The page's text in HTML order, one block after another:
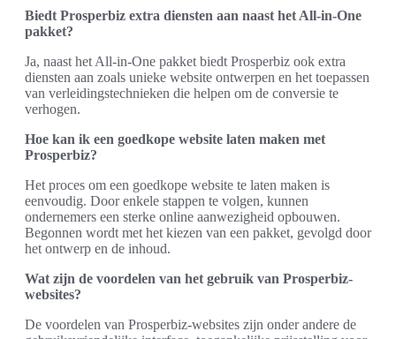
Biedt Prosperbiz extra diensten aan naast het All-in-One
pakket?
Ja, naast het All-in-One pakket biedt Prosperbiz ook extra
diensten aan zoals unieke website ontwerpen en het toepassen
van verleidingstechnieken die helpen om de conversie te
verhogen.
Hoe kan ik een goedkope website laten maken met
Prosperbiz?
Het proces om een goedkope website te laten maken is
eenvoudig. Door enkele stappen te volgen, kunnen
ondernemers een sterke online aanwezigheid opbouwen.
Begonnen wordt met het kiezen van een pakket, gevolgd door
het ontwerp en de inhoud.
Wat zijn de voordelen van het gebruik van Prosperbiz-
websites?
De voordelen van Prosperbiz-websites zijn onder andere de